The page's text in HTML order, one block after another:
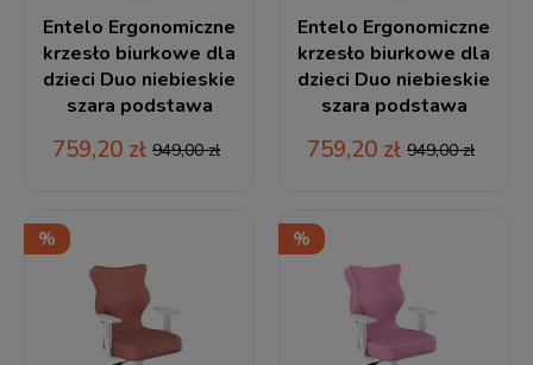
Entelo Ergonomiczne
krzesło biurkowe dla
dzieci Duo niebieskie
szara podstawa
759,20 zł 949,00 zł
Entelo Ergonomiczne
krzesło biurkowe dla
dzieci Duo niebieskie
szara podstawa
759,20 zł 949,00 zł